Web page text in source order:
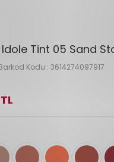
Tint 05 Sand
Kodu : 3614274097917
TL